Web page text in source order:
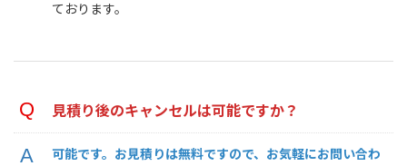
ております。
見積り後のキャンセルは可能ですか？
可能です。お見積りは無料ですので、お気軽にお問い合わ